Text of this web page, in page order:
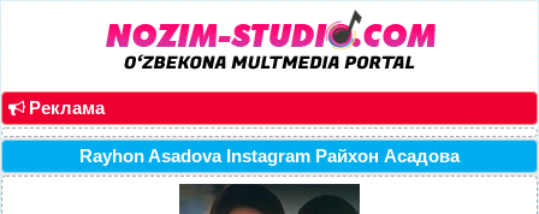
Реклама
Rayhon Asadova Instagram Райхон Асадова